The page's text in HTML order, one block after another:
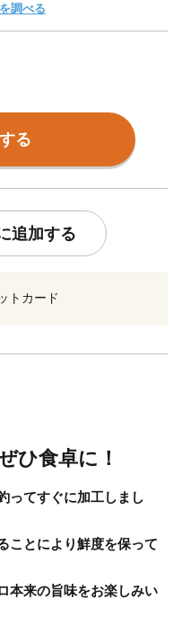
調べる
る
追加する
トカード
ひ食卓に！
ってすぐに加工しまし
ことにより鮮度を保って
本来の旨味をお楽しみい